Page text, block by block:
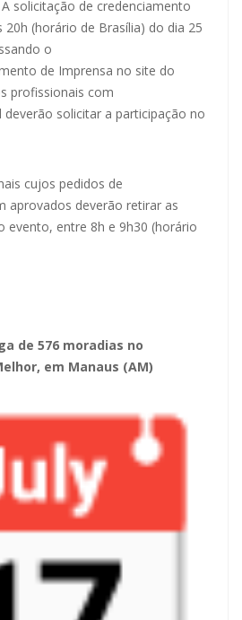
solicitação de credenciamento
20h (horário de Brasília) do dia 25
o
de Imprensa no site do
profissionais com
deverão solicitar a participação no
cujos pedidos de
aprovados deverão retirar as
evento, entre 8h e 9h30 (horário
de 576 moradias no
em Manaus (AM)